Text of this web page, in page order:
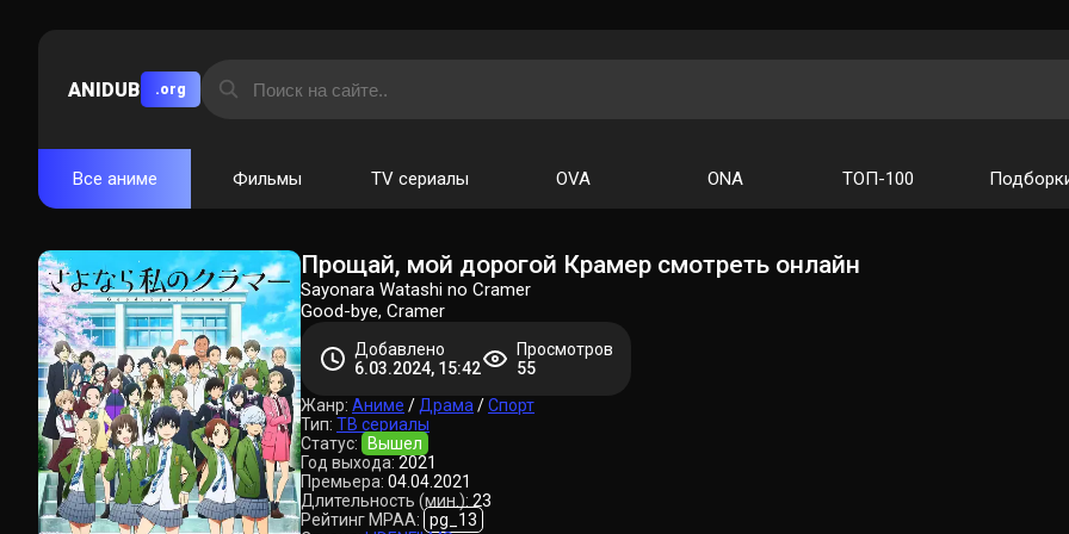
ANIDUB .org
Все аниме Фильмы TV сериалы OVA ONA ТОП-100
Прощай, мой дорогой Крамер смотреть онлайн
Sayonara Watashi no Cramer
Good-bye, Cramer
Добавлено
6.03.2024, 15:42
Просмотров
55
Жанр: Аниме / Драма /Спорт
Тип: ТВ сериалы
Статус:
Вышел
Год выхода: 2021
Премьера: 04.04.2021
Длительность (мин.): 23
Рейтинг MPAA: pg_13